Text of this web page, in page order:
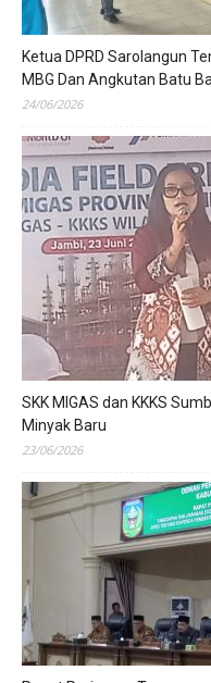
Ketua DPRD Sarolangun
MBG Dan Angkutan Batu
24/06/2026
SKK MIGAS dan KKKS
Minyak Baru
23/06/2026